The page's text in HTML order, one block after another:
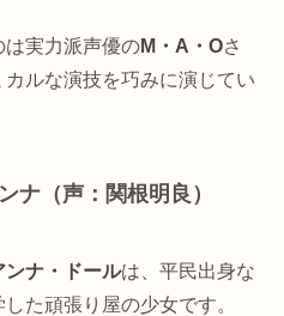
は実力派声優のM・A・Oさ
ルな演技を巧みに演じてい
ナ（声：関根明良）
ンナ・ドールは、平民出身な
た頑張り屋の少女です。